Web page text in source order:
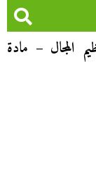
المجال – مادة